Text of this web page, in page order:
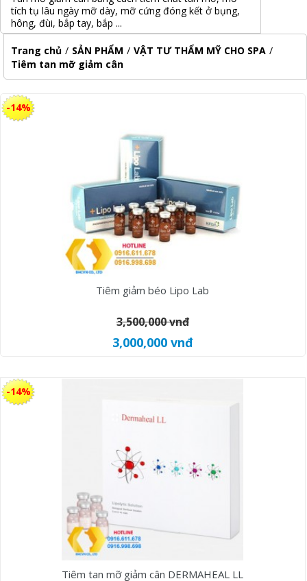
tích tụ lâu ngày mỡ dày, mỡ cứng đóng kết ở bụng,
hông, đùi, bắp tay, bắp ...
Trang chủ / SẢN PHẨM / VẬT TƯ THẨM MỸ CHO SPA /
Tiêm tan mỡ giảm cân
Tiêm giảm béo Lipo Lab
3,500,000 vnđ
3,000,000 vnđ
-14%
Tiêm tan mỡ giảm cân DERMAHEAL LL
-14%